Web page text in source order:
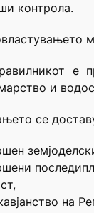
контрола.
е
и
се
на